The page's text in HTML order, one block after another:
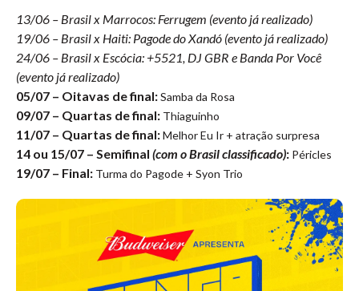
13/06 – Brasil x Marrocos: Ferrugem (evento já realizado)
19/06 – Brasil x Haiti: Pagode do Xandó (evento já realizado)
24/06 – Brasil x Escócia: +5521, DJ GBR e Banda Por Você
(evento já realizado)
05/07 – Oitavas de final:Samba da Rosa
09/07 – Quartas de final: Thiaguinho
11/07 – Quartas de final:Melhor Eu Ir + atração surpresa
14 ou 15/07 – Semifinal (com o Brasil classificado): Péricles
19/07 – Final: Turma do Pagode + Syon Trio